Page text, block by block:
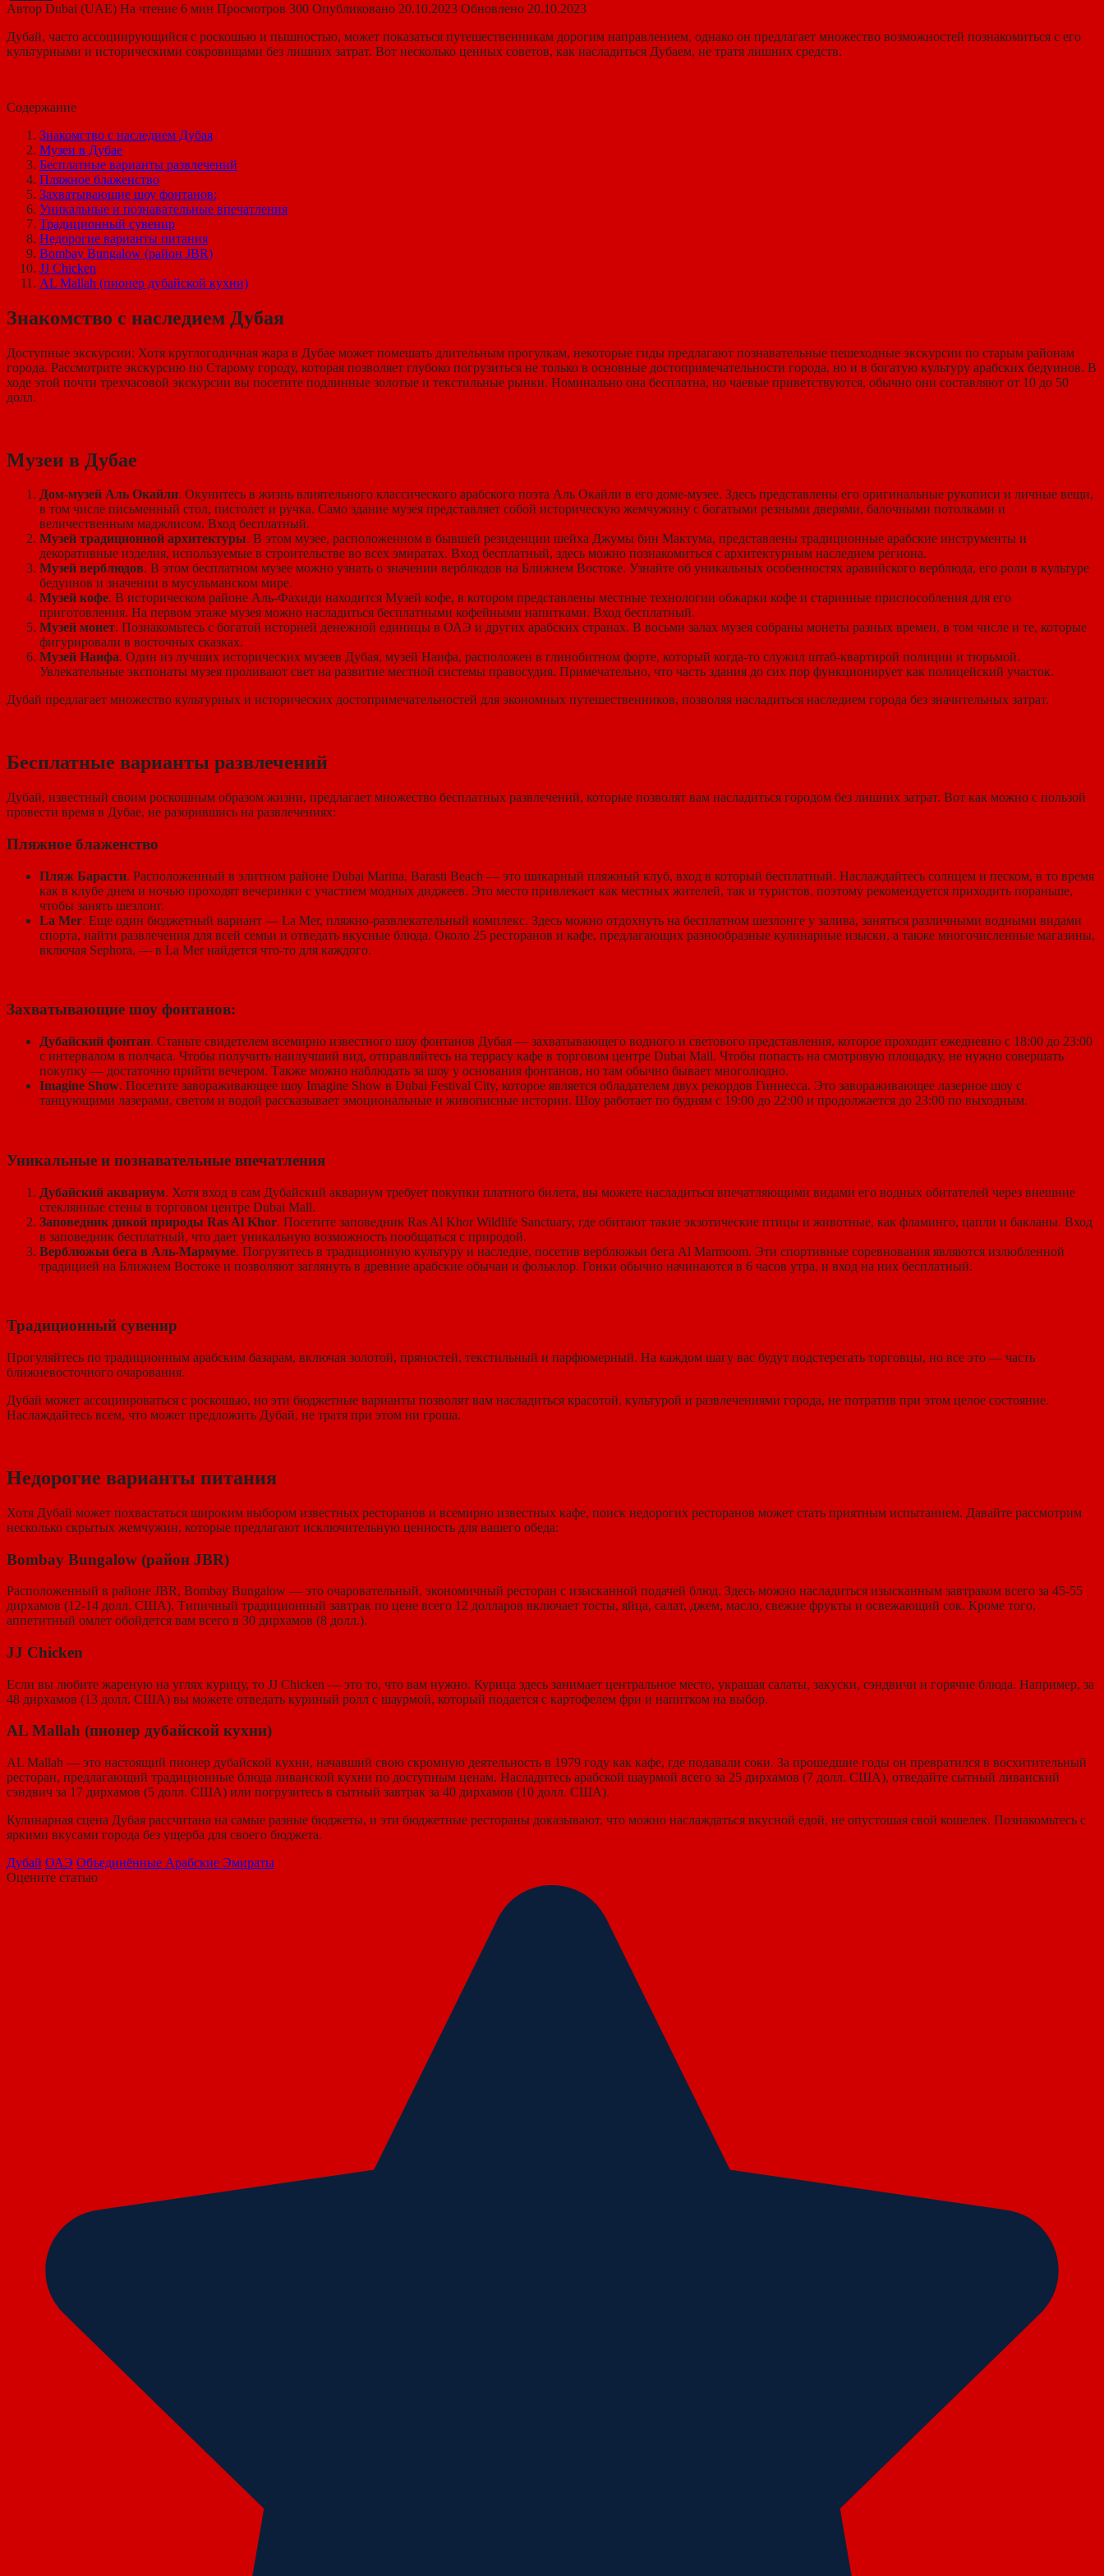
Автор Dubai (UAE) На чтение 6 мин Просмотров 300 Опубликовано 20.10.2023 Обновлено 20.10.2023
Дубай, часто ассоциирующийся с роскошью и пышностью, может показаться путешественникам дорогим направлением, однако он предлагает множество возможностей познакомиться с его
культурными и историческими сокровищами без лишних затрат. Вот несколько ценных советов, как насладиться Дубаем, не тратя лишних средств.
Содержание
Знакомство с наследием Дубая
Музеи в Дубае
Бесплатные варианты развлечений
Пляжное блаженство
Захватывающие шоу фонтанов:
Уникальные и познавательные впечатления
Традиционный сувенир
Недорогие варианты питания
Bombay Bungalow (район JBR)
JJ Chicken
AL Mallah (пионер дубайской кухни)
Знакомство с наследием Дубая
Доступные экскурсии: Хотя круглогодичная жара в Дубае может помешать длительным прогулкам, некоторые гиды предлагают познавательные пешеходные экскурсии по старым районам
города. Рассмотрите экскурсию по Старому городу, которая позволяет глубоко погрузиться не только в основные достопримечательности города, но и в богатую культуру арабских бедуинов. В
ходе этой почти трехчасовой экскурсии вы посетите подлинные золотые и текстильные рынки. Номинально она бесплатна, но чаевые приветствуются, обычно они составляют от 10 до 50
долл.
Музеи в Дубае
Дом-музей Аль Окайли. Окунитесь в жизнь влиятельного классического арабского поэта Аль Окайли в его доме-музее. Здесь представлены его оригинальные рукописи и личные вещи,
в том числе письменный стол, пистолет и ручка. Само здание музея представляет собой историческую жемчужину с богатыми резными дверями, балочными потолками и
величественным маджлисом. Вход бесплатный.
Музей традиционной архитектуры. В этом музее, расположенном в бывшей резиденции шейха Джумы бин Мактума, представлены традиционные арабские инструменты и
декоративные изделия, используемые в строительстве во всех эмиратах. Вход бесплатный, здесь можно познакомиться с архитектурным наследием региона.
Музей верблюдов. В этом бесплатном музее можно узнать о значении верблюдов на Ближнем Востоке. Узнайте об уникальных особенностях аравийского верблюда, его роли в культуре
бедуинов и значении в мусульманском мире.
Музей кофе. В историческом районе Аль-Фахиди находится Музей кофе, в котором представлены местные технологии обжарки кофе и старинные приспособления для его
приготовления. На первом этаже музея можно насладиться бесплатными кофейными напитками. Вход бесплатный.
Музей монет. Познакомьтесь с богатой историей денежной единицы в ОАЭ и других арабских странах. В восьми залах музея собраны монеты разных времен, в том числе и те, которые
фигурировали в восточных сказках.
Музей Наифа. Один из лучших исторических музеев Дубая, музей Наифа, расположен в глинобитном форте, который когда-то служил штаб-квартирой полиции и тюрьмой.
Увлекательные экспонаты музея проливают свет на развитие местной системы правосудия. Примечательно, что часть здания до сих пор функционирует как полицейский участок.
Дубай предлагает множество культурных и исторических достопримечательностей для экономных путешественников, позволяя насладиться наследием города без значительных затрат.
Бесплатные варианты развлечений
Дубай, известный своим роскошным образом жизни, предлагает множество бесплатных развлечений, которые позволят вам насладиться городом без лишних затрат. Вот как можно с пользой
провести время в Дубае, не разорившись на развлечениях:
Пляжное блаженство
Пляж Барасти. Расположенный в элитном районе Dubai Marina, Barasti Beach — это шикарный пляжный клуб, вход в который бесплатный. Наслаждайтесь солнцем и песком, в то время
как в клубе днем и ночью проходят вечеринки с участием модных диджеев. Это место привлекает как местных жителей, так и туристов, поэтому рекомендуется приходить пораньше,
чтобы занять шезлонг.
La Mer. Еще один бюджетный вариант — La Mer, пляжно-развлекательный комплекс. Здесь можно отдохнуть на бесплатном шезлонге у залива, заняться различными водными видами
спорта, найти развлечения для всей семьи и отведать вкусные блюда. Около 25 ресторанов и кафе, предлагающих разнообразные кулинарные изыски, а также многочисленные магазины,
включая Sephora, — в La Mer найдется что-то для каждого.
Захватывающие шоу фонтанов:
Дубайский фонтан. Станьте свидетелем всемирно известного шоу фонтанов Дубая — захватывающего водного и светового представления, которое проходит ежедневно с 18:00 до 23:00
с интервалом в полчаса. Чтобы получить наилучший вид, отправляйтесь на террасу кафе в торговом центре Dubai Mall. Чтобы попасть на смотровую площадку, не нужно совершать
покупку — достаточно прийти вечером. Также можно наблюдать за шоу у основания фонтанов, но там обычно бывает многолюдно.
Imagine Show. Посетите завораживающее шоу Imagine Show в Dubai Festival City, которое является обладателем двух рекордов Гиннесса. Это завораживающее лазерное шоу с
танцующими лазерами, светом и водой рассказывает эмоциональные и живописные истории. Шоу работает по будням с 19:00 до 22:00 и продолжается до 23:00 по выходным.
Уникальные и познавательные впечатления
Дубайский аквариум. Хотя вход в сам Дубайский аквариум требует покупки платного билета, вы можете насладиться впечатляющими видами его водных обитателей через внешние
стеклянные стены в торговом центре Dubai Mall.
Заповедник дикой природы Ras Al Khor. Посетите заповедник Ras Al Khor Wildlife Sanctuary, где обитают такие экзотические птицы и животные, как фламинго, цапли и бакланы. Вход
в заповедник бесплатный, что дает уникальную возможность пообщаться с природой.
Верблюжьи бега в Аль-Мармуме. Погрузитесь в традиционную культуру и наследие, посетив верблюжьи бега Al Marmoom. Эти спортивные соревнования являются излюбленной
традицией на Ближнем Востоке и позволяют заглянуть в древние арабские обычаи и фольклор. Гонки обычно начинаются в 6 часов утра, и вход на них бесплатный.
Традиционный сувенир
Прогуляйтесь по традиционным арабским базарам, включая золотой, пряностей, текстильный и парфюмерный. На каждом шагу вас будут подстерегать торговцы, но все это — часть
ближневосточного очарования.
Дубай может ассоциироваться с роскошью, но эти бюджетные варианты позволят вам насладиться красотой, культурой и развлечениями города, не потратив при этом целое состояние.
Наслаждайтесь всем, что может предложить Дубай, не тратя при этом ни гроша.
Недорогие варианты питания
Хотя Дубай может похвастаться широким выбором известных ресторанов и всемирно известных кафе, поиск недорогих ресторанов может стать приятным испытанием. Давайте рассмотрим
несколько скрытых жемчужин, которые предлагают исключительную ценность для вашего обеда:
Bombay Bungalow (район JBR)
Расположенный в районе JBR, Bombay Bungalow — это очаровательный, экономичный ресторан с изысканной подачей блюд. Здесь можно насладиться изысканным завтраком всего за 45-55
дирхамов (12-14 долл. США). Типичный традиционный завтрак по цене всего 12 долларов включает тосты, яйца, салат, джем, масло, свежие фрукты и освежающий сок. Кроме того,
аппетитный омлет обойдется вам всего в 30 дирхамов (8 долл.).
JJ Chicken
Если вы любите жареную на углях курицу, то JJ Chicken — это то, что вам нужно. Курица здесь занимает центральное место, украшая салаты, закуски, сэндвичи и горячие блюда. Например, за
48 дирхамов (13 долл. США) вы можете отведать куриный ролл с шаурмой, который подается с картофелем фри и напитком на выбор.
AL Mallah (пионер дубайской кухни)
AL Mallah — это настоящий пионер дубайской кухни, начавший свою скромную деятельность в 1979 году как кафе, где подавали соки. За прошедшие годы он превратился в восхитительный
ресторан, предлагающий традиционные блюда ливанской кухни по доступным ценам. Насладитесь арабской шаурмой всего за 25 дирхамов (7 долл. США), отведайте сытный ливанский
сэндвич за 17 дирхамов (5 долл. США) или погрузитесь в сытный завтрак за 40 дирхамов (10 долл. США).
Кулинарная сцена Дубая рассчитана на самые разные бюджеты, и эти бюджетные рестораны доказывают, что можно наслаждаться вкусной едой, не опустошая свой кошелек. Познакомьтесь с
яркими вкусами города без ущерба для своего бюджета.
Дубай ОАЭ Объединённые Арабские Эмираты
Оцените статью